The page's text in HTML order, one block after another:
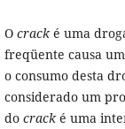
O cracké uma
freqüente causa
o consumo desta
considerado um
do cracké uma